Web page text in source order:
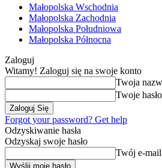
Małopolska Wschodnia
Małopolska Zachodnia
Małopolska Południowa
Małopolska Północna
Zaloguj
Witamy! Zaloguj się na swoje konto
Twoja
Twoje hasło
Forgot your password? Get help
Odzyskiwanie hasła
Odzyskaj swoje hasło
Twój e-mail